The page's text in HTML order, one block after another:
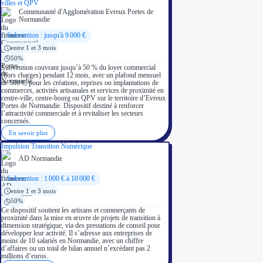
villes et QPV
Communauté d'Agglomération Evreux Portes de
Normandie
Subvention : jusqu'à 9 000 €
entre 1 et 3 mois
50%
Subvention couvrant jusqu’à 50 % du loyer commercial
(hors charges) pendant 12 mois, avec un plafond mensuel
de 500 €, pour les créations, reprises ou implantations de
commerces, activités artisanales et services de proximité en
centre-ville, centre-bourg ou QPV sur le territoire d’Evreux
Portes de Normandie. Dispositif destiné à renforcer
l’attractivité commerciale et à revitaliser les secteurs
concernés.
En savoir plus
Impulsion Transition Numérique
AD Normandie
Subvention : 1 000 € à 10 000 €
entre 1 et 3 mois
50%
Ce dispositif soutient les artisans et commerçants de
proximité dans la mise en œuvre de projets de transition à
dimension stratégique, via des prestations de conseil pour
développer leur activité. Il s’adresse aux entreprises de
moins de 10 salariés en Normandie, avec un chiffre
d’affaires ou un total de bilan annuel n’excédant pas 2
millions d’euros.